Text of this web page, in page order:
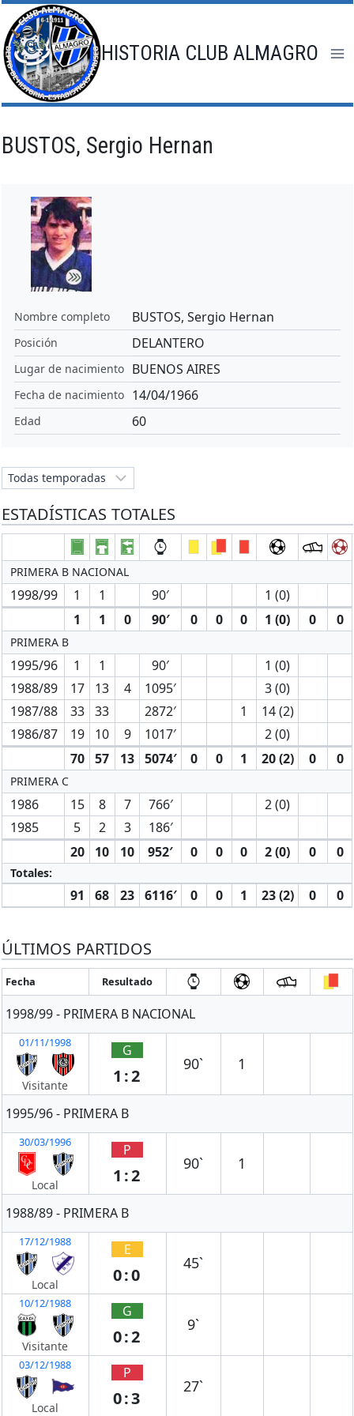
Saltar
al
contenido
HISTORIA CLUB ALMAGRO
BUSTOS, Sergio Hernan
Nombre completo BUSTOS, Sergio Hernan
Posición DELANTERO
Lugar de nacimiento BUENOS AIRES
Fecha de nacimiento 14/04/1966
Edad 60
ESTADÍSTICAS TOTALES
PRIMERA B NACIONAL
1998/99 1 1 90′
1 (0)
1
1 0 90′ 0 0 0 1 (0) 0 0
PRIMERA B
1995/96 1 1 90′
1 (0)
1988/89
17 13 4 1095′
3 (0)
1987/88
33 33 2872′ 1
14 (2)
1986/87
19 10 9 1017′
2 (0)
70
57 13 5074′ 0 0 1 20 (2) 0 0
PRIMERA C
1986 15 8 7 766′
2 (0)
1985
5 2 3
186′
20
10 10 952′ 0 0 0 2 (0) 0 0
Totales:
91 68 23 6116′ 0 0 1 23 (2) 0 0
ÚLTIMOS PARTIDOS
Fecha Resultado
1998/99 - PRIMERA B NACIONAL
01/11/1998
Visitante
G
1:2
90` 1
1995/96 - PRIMERA B
30/03/1996
Local
P
1:2
90` 1
1988/89 - PRIMERA B
17/12/1988
Local
E
0:0
45`
10/12/1988
Visitante
G
0:2
9`
03/12/1988
Local
P
0:3
27`